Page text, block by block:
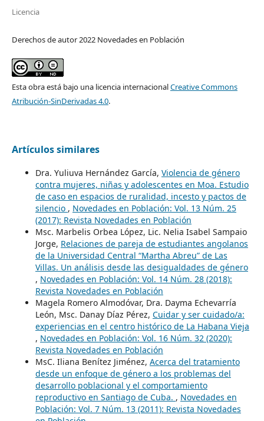
Licencia
Derechos de autor 2022 Novedades en Población
Esta obra está bajo una licencia internacionalCreative Commons
Atribución-SinDerivadas 4.0.
Artículos similares
Dra. Yuliuva Hernández García, Violencia de género
contra mujeres, niñas y adolescentes en Moa. Estudio
de caso en espacios de ruralidad, incesto y pactos de
silencio , Novedades en Población: Vol. 13 Núm. 25
(2017): Revista Novedades en Población
Msc. Marbelis Orbea López, Lic. Nelia Isabel Sampaio
Jorge, Relaciones de pareja de estudiantes angolanos
de la Universidad Central “Martha Abreu” de Las
Villas. Un análisis desde las desigualdades de género
, Novedades en Población: Vol. 14 Núm. 28 (2018):
Revista Novedades en Población
Magela Romero Almodóvar, Dra. Dayma Echevarría
León, Msc. Danay Díaz Pérez, Cuidar y ser cuidado/a:
experiencias en el centro histórico de La Habana Vieja
, Novedades en Población: Vol. 16 Núm. 32 (2020):
Revista Novedades en Población
MsC. Iliana Benítez Jiménez, Acerca del tratamiento
desde un enfoque de género a los problemas del
desarrollo poblacional y el comportamiento
reproductivo en Santiago de Cuba. , Novedades en
Población: Vol. 7 Núm. 13 (2011): Revista Novedades